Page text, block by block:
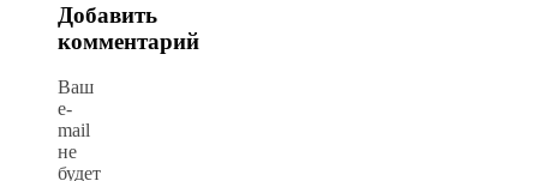
Добавить
комментарий
Ваш
e-
mail
не
будет